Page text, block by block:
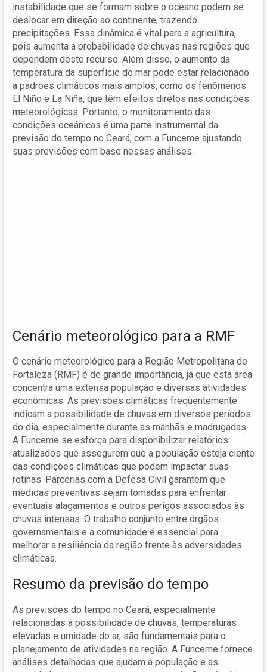
instabilidade que se formam sobre o oceano podem se
deslocar em direção ao continente, trazendo
precipitações. Essa dinâmica é vital para a agricultura,
pois aumenta a probabilidade de chuvas nas regiões que
dependem deste recurso. Além disso, o aumento da
temperatura da superfície do mar pode estar relacionado
a padrões climáticos mais amplos, como os fenômenos
El Niño e La Niña, que têm efeitos diretos nas condições
meteorológicas. Portanto, o monitoramento das
condições oceânicas é uma parte instrumental da
previsão do tempo no Ceará, com a Funceme ajustando
suas previsões com base nessas análises.
Cenário meteorológico para a RMF
O cenário meteorológico para a Região Metropolitana de
Fortaleza (RMF) é de grande importância, já que esta área
concentra uma extensa população e diversas atividades
econômicas. As previsões climáticas frequentemente
indicam a possibilidade de chuvas em diversos períodos
do dia, especialmente durante as manhãs e madrugadas.
A Funceme se esforça para disponibilizar relatórios
atualizados que assegurem que a população esteja ciente
das condições climáticas que podem impactar suas
rotinas. Parcerias com a Defesa Civil garantem que
medidas preventivas sejam tomadas para enfrentar
eventuais alagamentos e outros perigos associados às
chuvas intensas. O trabalho conjunto entre órgãos
governamentais e a comunidade é essencial para
melhorar a resiliência da região frente às adversidades
climáticas.
Resumo da previsão do tempo
As previsões do tempo no Ceará, especialmente
relacionadas à possibilidade de chuvas, temperaturas
elevadas e umidade do ar, são fundamentais para o
planejamento de atividades na região. A Funceme fornece
análises detalhadas que ajudam a população e as